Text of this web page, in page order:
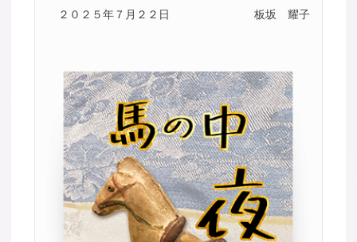
２０２５年７月２２日 板坂 耀子